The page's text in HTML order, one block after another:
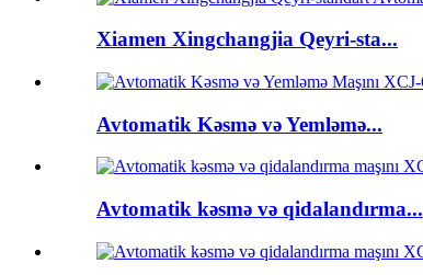
Xiamen Xingchangjia Qeyri-sta...
Avtomatik Kəsmə və Yemləmə...
Avtomatik kəsmə və qidalandırma...